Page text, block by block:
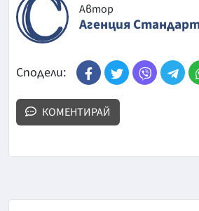
Автор
Агенция
Сподели:
КОМЕНТИРАЙ